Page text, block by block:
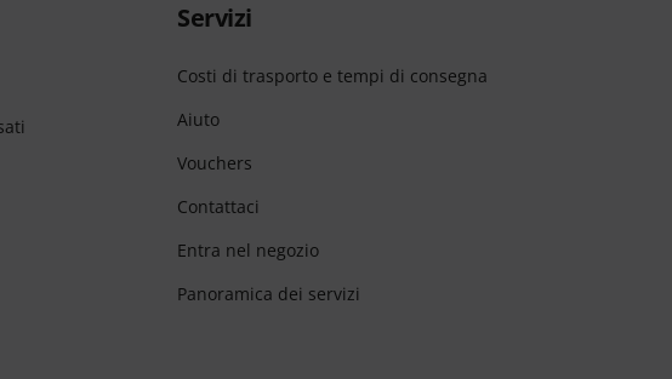
Servizi
Costi di trasporto e tempi di consegna
Aiuto
Vouchers
Contattaci
Entra nel negozio
Panoramica dei servizi